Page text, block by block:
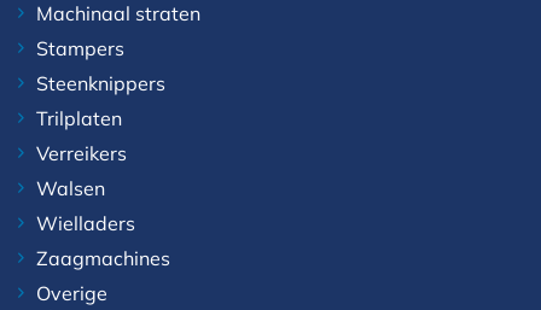
Machinaal straten
Stampers
Steenknippers
Trilplaten
Verreikers
Walsen
Wielladers
Zaagmachines
Overige